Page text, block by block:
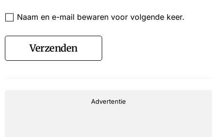
Naam en e-mail bewaren voor volgende keer.
Verzenden
Advertentie